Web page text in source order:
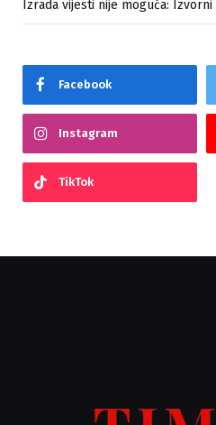
Izrada vijesti nije moguća:
Facebook
Instagram
TikTok